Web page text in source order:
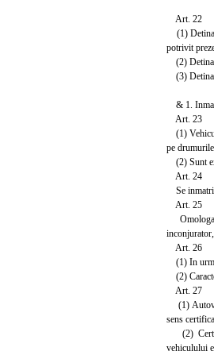
Art. 22
(1)
potrivit
(2)
(3)
& 1.
Art. 23
(1)
pe
(2) Sunt
Art. 24
Se
Art. 25
Art. 26
(1) In
(2)
Art. 27
(1)
sens
(2)
vehiculului